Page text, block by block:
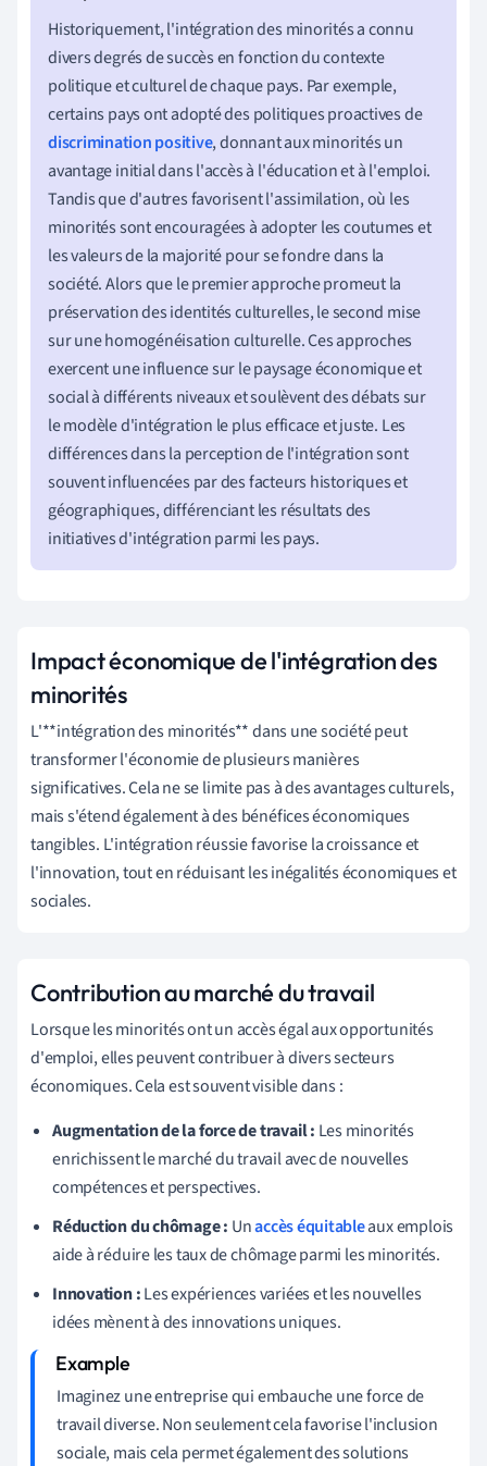
Historiquement, l'intégration des minorités a connu
divers degrés de succès en fonction du contexte
politique et culturel de chaque pays. Par exemple,
certains pays ont adopté des politiques proactives de
discrimination positive, donnant aux minorités un
avantage initial dans l'accès à l'éducation et à l'emploi.
Tandis que d'autres favorisent l'assimilation, où les
minorités sont encouragées à adopter les coutumes et
les valeurs de la majorité pour se fondre dans la
société. Alors que le premier approche promeut la
préservation des identités culturelles, le second mise
sur une homogénéisation culturelle. Ces approches
exercent une influence sur le paysage économique et
social à différents niveaux et soulèvent des débats sur
le modèle d'intégration le plus efficace et juste. Les
différences dans la perception de l'intégration sont
souvent influencées par des facteurs historiques et
géographiques, différenciant les résultats des
initiatives d'intégration parmi les pays.
Impact économique de l'intégration des
minorités
L'**intégration des minorités** dans une société peut
transformer l'économie de plusieurs manières
significatives. Cela ne se limite pas à des avantages culturels,
mais s'étend également à des bénéfices économiques
tangibles. L'intégration réussie favorise la croissance et
l'innovation, tout en réduisant les inégalités économiques et
sociales.
Contribution au marché du travail
Lorsque les minorités ont un accès égal aux opportunités
d'emploi, elles peuvent contribuer à divers secteurs
économiques. Cela est souvent visible dans :
Augmentation de la force de travail : Les minorités
enrichissent le marché du travail avec de nouvelles
compétences et perspectives.
Réduction du chômage : Unaccès équitableaux emplois
aide à réduire les taux de chômage parmi les minorités.
Innovation :Les expériences variées et les nouvelles
idées mènent à des innovations uniques.
Imaginez une entreprise qui embauche une force de
travail diverse. Non seulement cela favorise l'inclusion
sociale, mais cela permet également des solutions